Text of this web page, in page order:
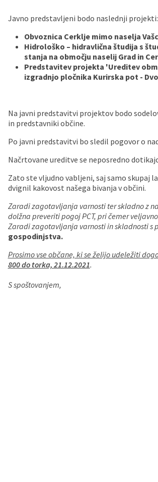
Javno predstavljeni bodo naslednji projekti:
Obvoznica Cerklje mimo naselja
Hidrološko – hidravlična študija s
stanja na območju naselij Grad in
Predstavitev projekta 'Ureditev
izgradnjo pločnika Kurirska pot -
Na javni predstavitvi projektov bodo
in predstavniki občine.
Po javni predstavitvi bo sledil pogovor o
Načrtovane ureditve se neposredno
Zato ste vljudno vabljeni, saj samo
dvignil kakovost našega bivanja v občini.
Zaradi zagotavljanja varnosti ter skladno z
dolžna preveriti pogoj PCT, pri čemer
Zaradi zagotavljanja varnosti in skladnosti s
gospodinjstva.
Prosimo vse občane, ki se želijo udeležiti
800 do torka, 21.12.2021.
S spoštovanjem,
Franc
Vaške skupnosti
Častno razsodišče
Medobčinski inšpektorat
Načrt ravnanja s stvarnim premoženjem
Galerija slik
MojaObčina.si
Dokumenti v javni obravnavi